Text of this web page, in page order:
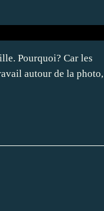
Pourquoi? Car les
autour de la photo,